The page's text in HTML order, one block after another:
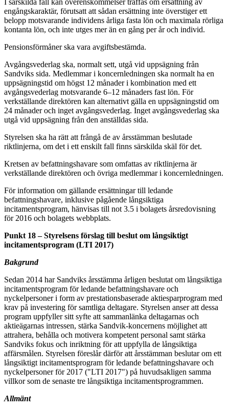
I särskilda fall kan överenskommelser träffas om ersättning av
engångskaraktär, förutsatt att sådan ersättning inte överstiger ett
belopp motsvarande individens årliga fasta lön och maximala rörliga
kontanta lön, och inte utges mer än en gång per år och individ.
Pensionsförmåner ska vara avgiftsbestämda.
Avgångsvederlag ska, normalt sett, utgå vid uppsägning från
Sandviks sida. Medlemmar i koncernledningen ska normalt ha en
uppsägningstid om högst 12 månader i kombination med ett
avgångsvederlag motsvarande 6–12 månaders fast lön. För
verkställande direktören kan alternativt gälla en uppsägningstid om
24 månader och inget avgångsvederlag. Inget avgångsvederlag ska
utgå vid uppsägning från den anställdas sida.
Styrelsen ska ha rätt att frångå de av årsstämman beslutade
riktlinjerna, om det i ett enskilt fall finns särskilda skäl för det.
Kretsen av befattningshavare som omfattas av riktlinjerna är
verkställande direktören och övriga medlemmar i koncernledningen.
För information om gällande ersättningar till ledande
befattningshavare, inklusive pågående långsiktiga
incitamentsprogram, hänvisas till not 3.5 i bolagets årsredovisning
för 2016 och bolagets webbplats.
Punkt 18 – Styrelsens förslag till beslut om långsiktigt
incitamentsprogram (LTI 2017)
Bakgrund
Sedan 2014 har Sandviks årsstämma årligen beslutat om långsiktiga
incitamentsprogram för ledande befattningshavare och
nyckelpersoner i form av prestationsbaserade aktiesparprogram med
krav på investering för samtliga deltagare. Styrelsen anser att dessa
program uppfyller sitt syfte att sammanlänka deltagarnas och
aktieägarnas intressen, stärka Sandvik-koncernens möjlighet att
attrahera, behålla och motivera kompetent personal samt stärka
Sandviks fokus och inriktning för att uppfylla de långsiktiga
affärsmålen. Styrelsen föreslår därför att årsstämman beslutar om ett
långsiktigt incitamentsprogram för ledande befattningshavare och
nyckelpersoner för 2017 ("LTI 2017") på huvudsakligen samma
villkor som de senaste tre långsiktiga incitamentsprogrammen.
Allmänt